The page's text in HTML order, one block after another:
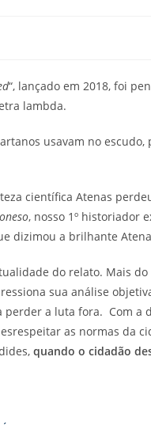
“, lançado em 2018, foi
lambda.
usavam no
científica Atenas
, nosso 1º historiador
dizimou a brilhante
do relato. Mais
sua análise
a luta fora. Com a
as normas da
quando o cidadão